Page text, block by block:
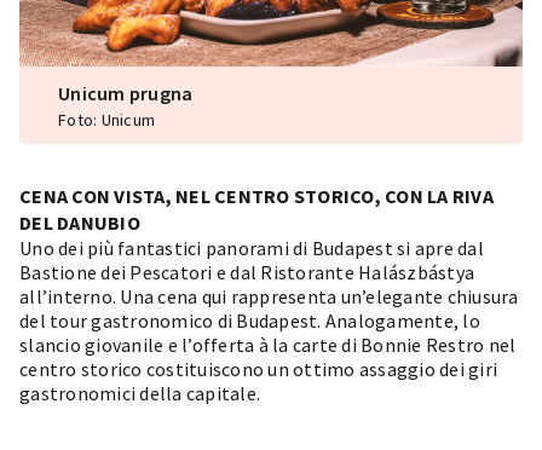
Unicum prugna
Foto: Unicum
CENA CON VISTA, NEL CENTRO STORICO, CON LA RIVA
DEL DANUBIO
Uno dei più fantastici panorami di Budapest si apre dal
Bastione dei Pescatori e dal Ristorante Halászbástya
all’interno. Una cena qui rappresenta un’elegante chiusura
del tour gastronomico di Budapest. Analogamente, lo
slancio giovanile e l’offerta à la carte di Bonnie Restro nel
centro storico costituiscono un ottimo assaggio dei giri
gastronomici della capitale.